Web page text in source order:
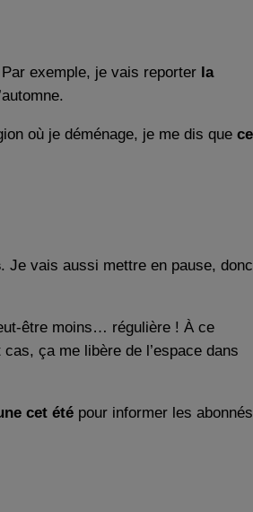
exemple, je vais reporter la
où je déménage, je me dis que ce
. Je vais aussi mettre en pause,
être moins… régulière ! À ce
cas, ça me libère de l’espace dans
cet été pour informer les abonnés